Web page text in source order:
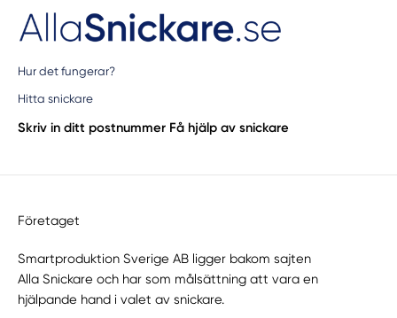
Hur det fungerar?
Hitta snickare
Skriv in ditt postnummer Få hjälp av snickare
Företaget
Smartproduktion Sverige AB ligger bakom sajten
Alla Snickare och har som målsättning att vara en
hjälpande hand i valet av snickare.